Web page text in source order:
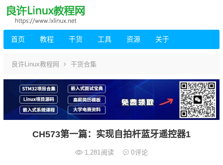
首页 教程 干货 工具 资源 关于
良许Linux教程网 干货合集
CH573第一篇：实现自拍杆蓝牙遥控器1
1,281 阅读 0评论